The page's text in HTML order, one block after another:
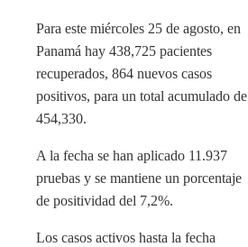
Para este miércoles 25 de agosto, en
Panamá hay 438,725 pacientes
recuperados, 864 nuevos casos
positivos, para un total acumulado de
454,330.
A la fecha se han aplicado 11.937
pruebas y se mantiene un porcentaje
de positividad del 7,2%.
Los casos activos hasta la fecha